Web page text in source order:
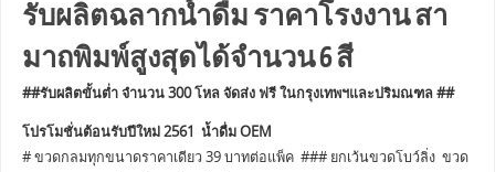
รับผลิตฉลากน้ำดื่ม ราคาโรงงาน สา
มาถพิมพ์สูงสุดได้จำนวน 6 สี
##รับผลิตขั้นต่ำ จำนวน 300 โหล จัดส่ง ฟรี ในกรุงเทพฯและปริมณฑล ##
โปรโมชั่นต้อนรับปีใหม่ 2561 น้ำดื่ม OEM
# ขวดกลมทุกขนาดราคาเดียว 39 บาทต่อแพ็ค ### ยกเว้นขวดโบว์ลิ่ง ขวด